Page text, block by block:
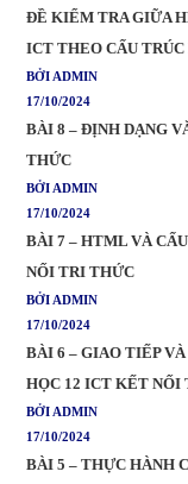
ĐỀ KIỂM TRA GIỮA
ICT THEO CẤU
BỞI ADMIN
17/10/2024
BÀI 8 – ĐỊNH DẠNG
THỨC
BỞI ADMIN
17/10/2024
BÀI 7 – HTML VÀ
NỐI TRI THỨC
BỞI ADMIN
17/10/2024
BÀI 6 – GIAO TIẾP
HỌC 12 ICT KẾT NỐI
BỞI ADMIN
17/10/2024
BÀI 5 – THỰC HÀNH